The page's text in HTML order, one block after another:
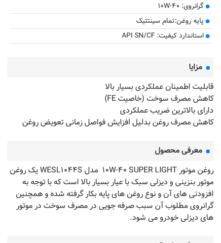
گرانروی: ۱۰W-۴۰
پایه روغن:تمام سینتتیک
استاندارد کیفیت: API SN/CF
مزایا
قابلیت اطمینان عملکردی بسیار بالا
کاهش مصرف سوخت (خاصیت FE)
دارای بالاترین ضریب عملکردی
کاهش مصرف روغن بدلیل افزایش فواصل زمانی تعویض روغن
معرفی محصول
روغن موتور ۱۰W-۴۰ SUPER LIGHT مدل WESL۱۰۴۴S یک روغن
موتور بنزینی و دیزلی سبک با عیار بسیار بالا است که با توجه به
افزودنی های آن و نوع روغن های پایه بکار گرفته شده و همچنین
گرانروی مطلوب آن سبب صرفه جویی در مصرف سوخت در موتور
های دیزلی خودرو می شود.